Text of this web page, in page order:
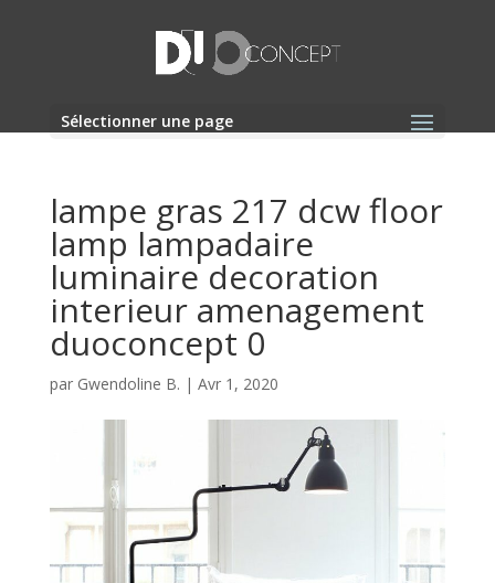
Sélectionner une page
lampe gras 217 dcw floor
lamp lampadaire
luminaire decoration
interieur amenagement
duoconcept 0
par Gwendoline B. | Avr 1, 2020